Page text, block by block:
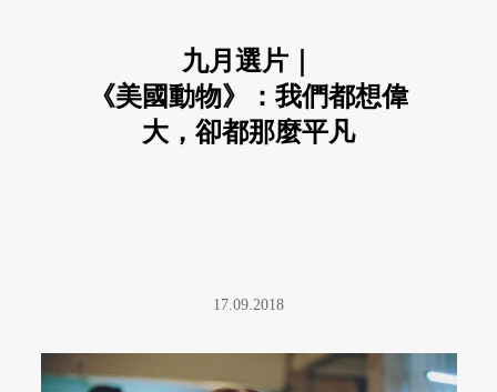
九月選片｜
《美國動物》：我們都想偉
大，卻都那麼平凡
17.09.2018